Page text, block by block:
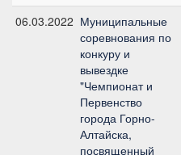
06.03.2022 Муниципальные
соревнования по
конкуру и
вывездке
"Чемпионат и
Первенство
города Горно-
Алтайска,
посвященный